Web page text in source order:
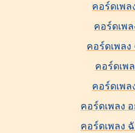
คอร์ดเพล
คอร์ดเพ
คอร์ดเพลง
คอร์ดเพ
คอร์ดเพล
คอร์ดเพลง
คอร์ดเพลง